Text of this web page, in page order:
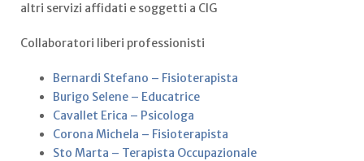
altri servizi affidati e soggetti a CIG
Collaboratori liberi professionisti
Bernardi Stefano – Fisioterapista
Burigo Selene – Educatrice
Cavallet Erica – Psicologa
Corona Michela – Fisioterapista
Sto Marta – Terapista Occupazionale